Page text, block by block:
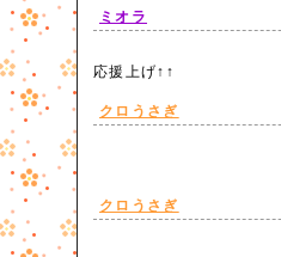
ミオラ
応援上げ↑↑
クロうさぎ
クロうさぎ